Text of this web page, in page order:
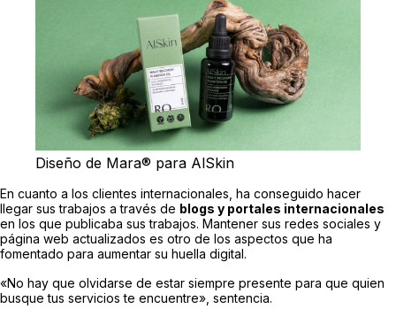
Diseño de Mara® para AlSkin
En cuanto a los clientes internacionales, ha conseguido hacer
llegar sus trabajos a través de blogs y portales internacionales
en los que publicaba sus trabajos. Mantener sus redes sociales y
página web actualizados es otro de los aspectos que ha
fomentado para aumentar su huella digital.
«No hay que olvidarse de estar siempre presente para que quien
busque tus servicios te encuentre», sentencia.